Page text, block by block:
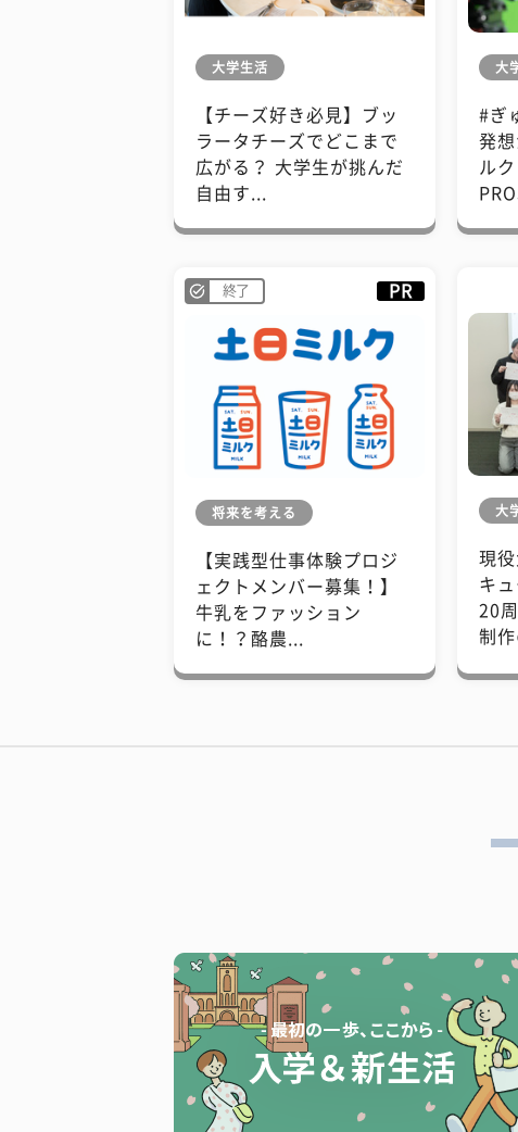
大学生活
【チーズ好き必見】ブッ
ラータチーズでどこまで
広がる？ 大学生が挑んだ
自由す...
大
#ぎ
発
ル
終了 PR
将来を考える
【実践型仕事体験プロジ
ェクトメンバー募集！】
牛乳をファッション
に！？酪農...
大
現
キ
20
制作